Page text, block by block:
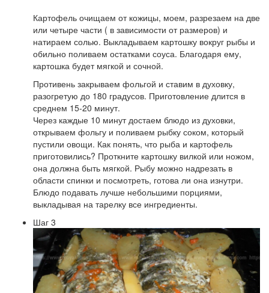
Картофель очищаем от кожицы, моем, разрезаем на две
или четыре части ( в зависимости от размеров) и
натираем солью. Выкладываем картошку вокруг рыбы и
обильно поливаем остатками соуса. Благодаря ему,
картошка будет мягкой и сочной.
Противень закрываем фольгой и ставим в духовку,
разогретую до 180 градусов. Приготовление длится в
среднем 15-20 минут.
Через каждые 10 минут достаем блюдо из духовки,
открываем фольгу и поливаем рыбку соком, который
пустили овощи. Как понять, что рыба и картофель
приготовились? Проткните картошку вилкой или ножом,
она должна быть мягкой. Рыбу можно надрезать в
области спинки и посмотреть, готова ли она изнутри.
Блюдо подавать лучше небольшими порциями,
выкладывая на тарелку все ингредиенты.
Шаг 3